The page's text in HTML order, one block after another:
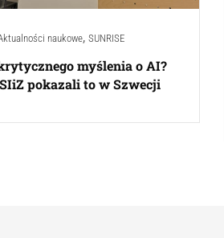
naukowe, SUNRISE
myślenia o AI?
pokazali to w Szwecji